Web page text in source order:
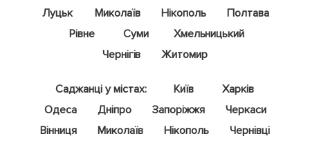
Луцьк
Миколаїв Нікополь
Полтава
Рівне
Суми
Хмельницький
Чернігів
Житомир
Саджанці у містах: Київ
Харків
Одеса
Дніпро Запоріжжя
Черкаси
Вінниця
Миколаїв Нікополь
Чернівці